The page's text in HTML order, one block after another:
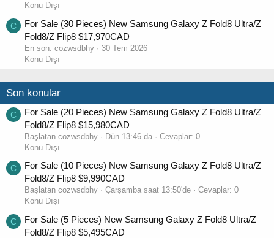
Konu Dışı
C
For Sale (30 Pieces) New Samsung Galaxy Z Fold8 Ultra/Z
Fold8/Z Flip8 $17,970CAD
En son: cozwsdbhy
30 Tem 2026
Konu Dışı
Son konular
C
For Sale (20 Pieces) New Samsung Galaxy Z Fold8 Ultra/Z
Fold8/Z Flip8 $15,980CAD
Başlatan cozwsdbhy Dün 13:46 da
Cevaplar: 0
Konu Dışı
C
For Sale (10 Pieces) New Samsung Galaxy Z Fold8 Ultra/Z
Fold8/Z Flip8 $9,990CAD
Başlatan cozwsdbhy Çarşamba saat 13:50'de
Cevaplar: 0
Konu Dışı
C
For Sale (5 Pieces) New Samsung Galaxy Z Fold8 Ultra/Z
Fold8/Z Flip8 $5,495CAD